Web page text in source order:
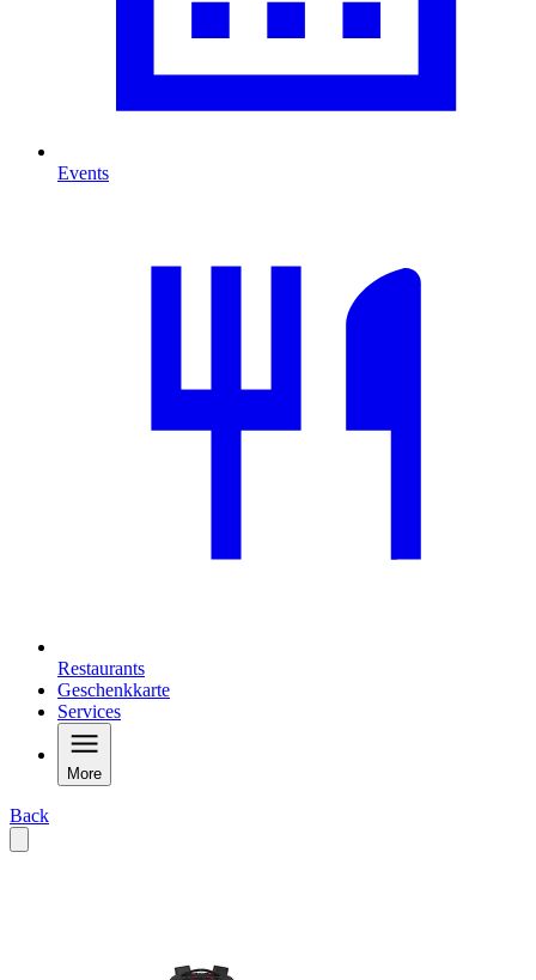
Events
Restaurants
Geschenkkarte
Services
More
Back